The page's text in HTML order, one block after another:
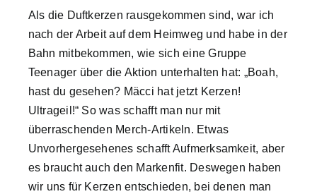
Als die Duftkerzen rausgekommen sind, war ich
nach der Arbeit auf dem Heimweg und habe in der
Bahn mitbekommen, wie sich eine Gruppe
Teenager über die Aktion unterhalten hat: „Boah,
hast du gesehen? Mäcci hat jetzt Kerzen!
Ultrageil!“ So was schafft man nur mit
überraschenden Merch-Artikeln. Etwas
Unvorhergesehenes schafft Aufmerksamkeit, aber
es braucht auch den Markenfit. Deswegen haben
wir uns für Kerzen entschieden, bei denen man